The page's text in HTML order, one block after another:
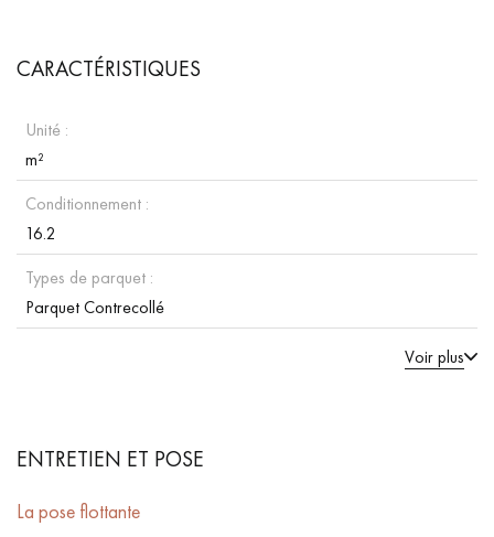
CARACTÉRISTIQUES
Unité :
m²
Conditionnement :
16.2
Types de parquet :
Parquet Contrecollé
Voir plus
ENTRETIEN ET POSE
La pose flottante